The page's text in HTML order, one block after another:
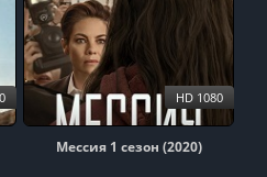
Мессия 1 сезон (2020)
HD 1080